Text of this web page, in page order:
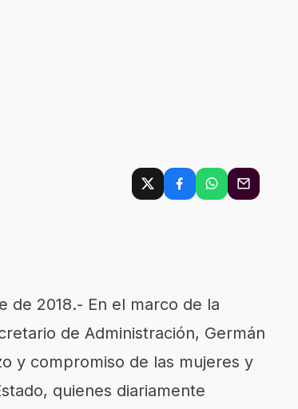
de 2018.- En el marco de la
de Administración, Germán
y compromiso de las mujeres y
quienes diariamente